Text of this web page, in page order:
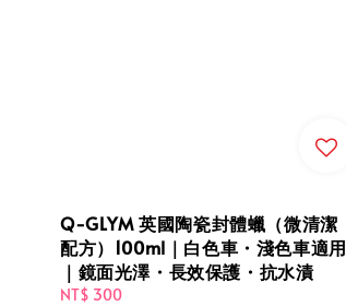
Q-GLYM 英國陶瓷封體蠟（微清潔
配方）100ml｜白色車・淺色車適用
｜鏡面光澤・長效保護・抗水漬
Regular
NT$ 300